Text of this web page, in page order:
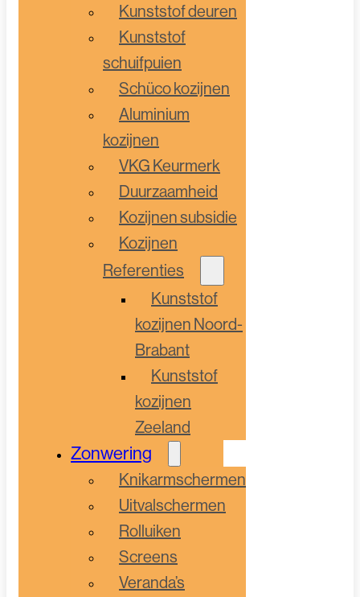
Kunststof deuren
Kunststof
schuifpuien
Schüco kozijnen
Aluminium
kozijnen
VKG Keurmerk
Duurzaamheid
Kozijnen subsidie
Kozijnen
Referenties
Kunststof
kozijnen Noord-
Brabant
Kunststof
kozijnen
Zeeland
Zonwering
Knikarmschermen
Uitvalschermen
Rolluiken
Screens
Veranda’s